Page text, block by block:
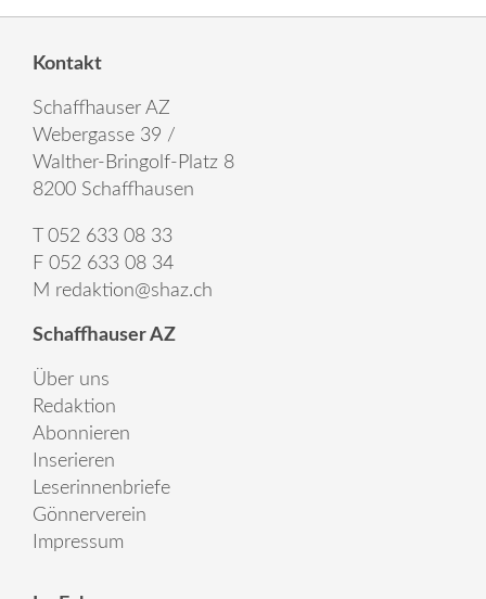
Kontakt
Schaffhauser AZ
Webergasse 39 /
Walther-Bringolf-Platz 8
8200 Schaffhausen
T 052 633 08 33
F 052 633 08 34
M redaktion@shaz.ch
Schaffhauser AZ
Über uns
Redaktion
Abonnieren
Inserieren
Leserinnenbriefe
Gönnerverein
Impressum